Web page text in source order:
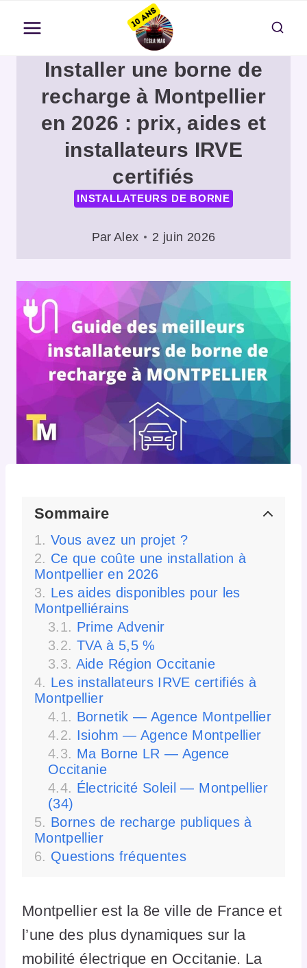
contenuInstaller une borne de
recharge à Montpellier
en 2026 : prix, aides et
installateurs IRVE
certifiés
INSTALLATEURS DE BORNE
Par Alex 2 juin 2026
Sommaire
Vous avez un projet ?
Ce que coûte une installation à
Montpellier en 2026
Les aides disponibles pour les
Montpelliérains
Prime Advenir
TVA à 5,5 %
Aide Région Occitanie
Les installateurs IRVE certifiés à
Montpellier
Bornetik — Agence Montpellier
Isiohm — Agence Montpellier
Ma Borne LR — Agence
Occitanie
Électricité Soleil — Montpellier
(34)
Bornes de recharge publiques à
Montpellier
Questions fréquentes
Montpellier est la 8e ville de France et
l’une des plus dynamiques sur la
mobilité électrique en Occitanie. La